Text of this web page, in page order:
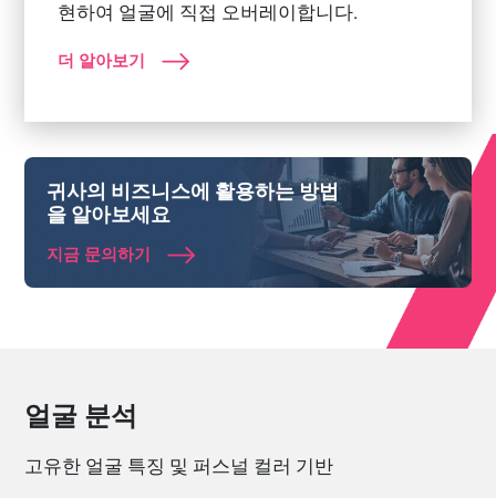
현하여 얼굴에 직접 오버레이합니다.
더 알아보기
귀사의 비즈니스에 활용하는 방법
을 알아보세요
지금 문의하기
얼굴 분석
고유한 얼굴 특징 및 퍼스널 컬러 기반